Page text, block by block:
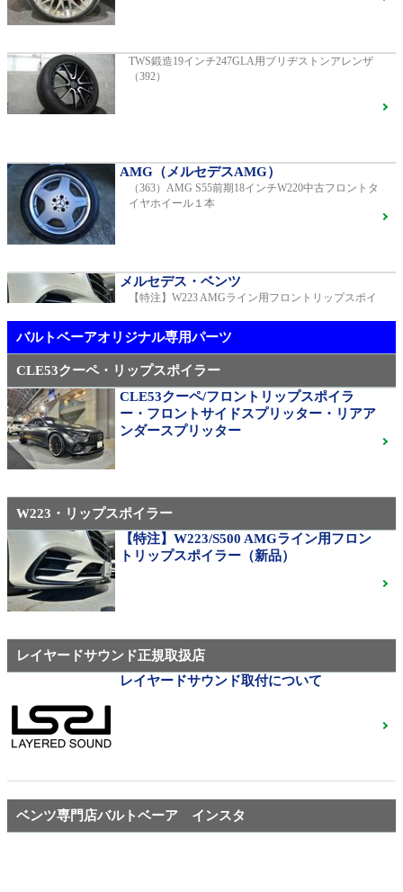
2018年モデル 車検 走行23,500km
ベンツ中古車在庫車情報
【中古タイヤ美品】ピレリPゼロネロ255/30/20 5分山1
メルセデス・ベンツ
TWS EX-fMⅡ Monoblock 20インチ メルセデスベンツ
AMG（メルセデスAMG）
21インチ鍛造 TWS EXlete 210M ミシュランパイロッ
トスポーツ4Sご成約済
310M Exe Monoblock Exlete鍛造23インチ W463A G63
用サイズ（379）
メルセデス・ベンツ
◆メルセデスマイバッハ純正20インチホイール
◆X222◆美品中古ご成約済
ベンツ中古ホイル・タイヤ
TWS鍛造19インチ247GLA用ブリヂストンアレンザ
（392）
AMG（メルセデスAMG）
（363）AMG S55前期18インチW220中古フロントタ
イヤホイール１本
メルセデス・ベンツ
【特注】W223 AMGライン用フロントリップスポイ
バルトベーアオリジナル専用パーツ
CLE53クーペ・リップスポイラー
CLE53クーペ/フロントリップスポイラ
ー・フロントサイドスプリッター・リアア
ンダースプリッター
W223・リップスポイラー
【特注】W223/S500 AMGライン用フロン
トリップスポイラー（新品）
レイヤードサウンド正規取扱店
レイヤードサウンド取付について
ベンツ専門店バルトベーア インスタ